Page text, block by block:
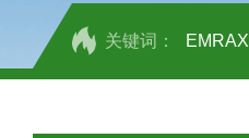
关键词：